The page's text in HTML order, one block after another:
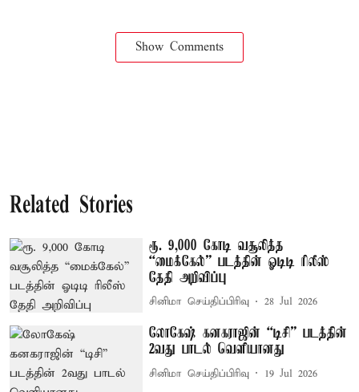
Show Comments
Related Stories
ரூ. 9,000 கோடி வசூலித்த
“மைக்கேல்” படத்தின் ஓடிடி ரிலீஸ்
தேதி அறிவிப்பு
சினிமா செய்திப்பிரிவு 28 Jul 2026
லோகேஷ் கனகராஜின் “டிசி” படத்தின்
2வது பாடல் வெளியானது
சினிமா செய்திப்பிரிவு 19 Jul 2026